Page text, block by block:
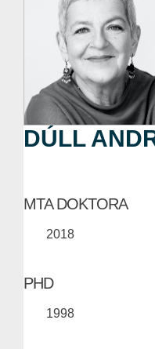
DÚLL
MTA DOKTORA
2018
PHD
1998